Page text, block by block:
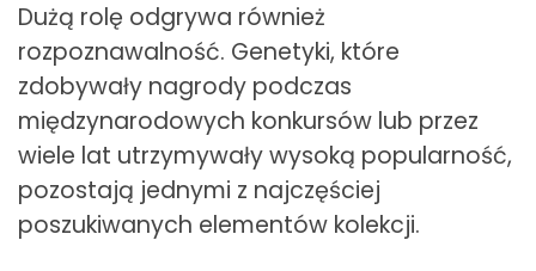
Dużą rolę odgrywa również
rozpoznawalność. Genetyki, które
zdobywały nagrody podczas
międzynarodowych konkursów lub przez
wiele lat utrzymywały wysoką popularność,
pozostają jednymi z najczęściej
poszukiwanych elementów kolekcji.